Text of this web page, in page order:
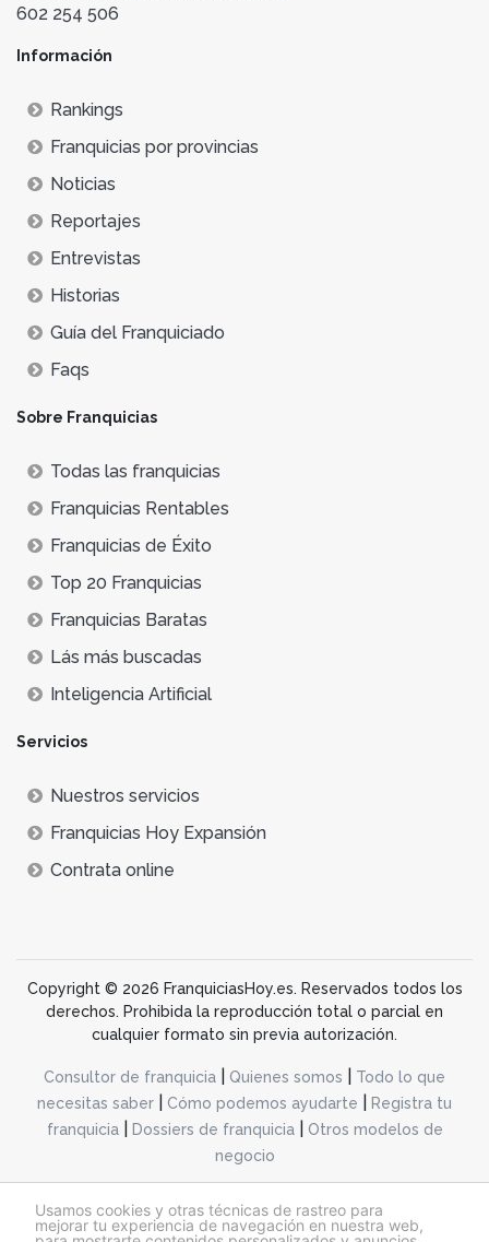
Usamos cookies y otras técnicas de rastreo para
mejorar tu experiencia de navegación en nuestra web,
602 254 506
Información
Rankings
Franquicias por provincias
Noticias
Reportajes
Entrevistas
Historias
Guía del Franquiciado
Faqs
Sobre Franquicias
Todas las franquicias
Franquicias Rentables
Franquicias de Éxito
Top 20 Franquicias
Franquicias Baratas
Lás más buscadas
Inteligencia Artificial
Servicios
Nuestros servicios
Franquicias Hoy Expansión
Contrata online
Copyright © 2026 FranquiciasHoy.es. Reservados todos los
derechos. Prohibida la reproducción total o parcial en
cualquier formato sin previa autorización.
Consultor de franquicia Quienes somos
Todo lo que
necesitas saber
Cómo podemos ayudarte
Registra tu
franquicia| Dossiers de franquicia|
Otros modelos de
negocio